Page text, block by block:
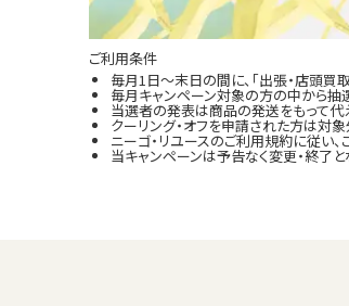
ご利用条件
毎月1日～末日の間に、「出張・店頭買
毎月キャンペーン対象の方の中から抽
当選者の発表は商品の発送をもって代
クーリング・オフを申請された方は対象
ニーゴ・リユースのご利用規約に従い、
当キャンペーンは予告なく変更・終了と